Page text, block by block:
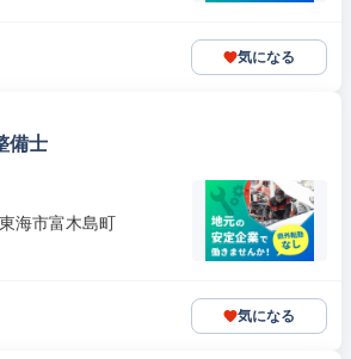
気になる
備士
海市富木島町
気になる